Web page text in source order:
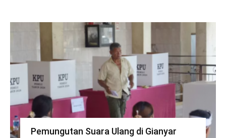
Pemungutan Suara Ulang di Gianyar